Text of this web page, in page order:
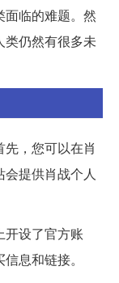
临的难题。然
仍然有很多未
，您可以在肖
提供肖战个人
开设了官方账
息和链接。